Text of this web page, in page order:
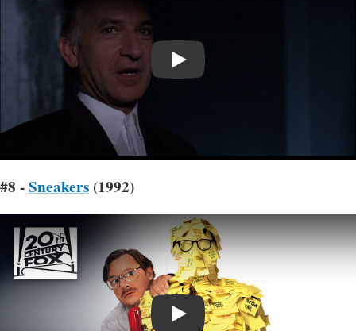
Play
#8 -Sneakers (1992)
Play